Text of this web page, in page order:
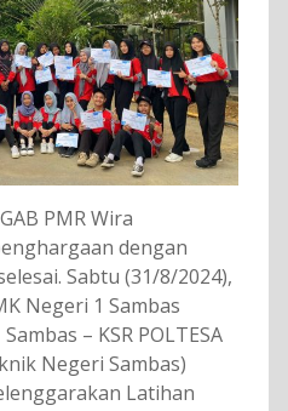
PMR Wira
dengan
Sabtu (31/8/2024),
Negeri 1 Sambas
– KSR POLTESA
Negeri Sambas)
Latihan